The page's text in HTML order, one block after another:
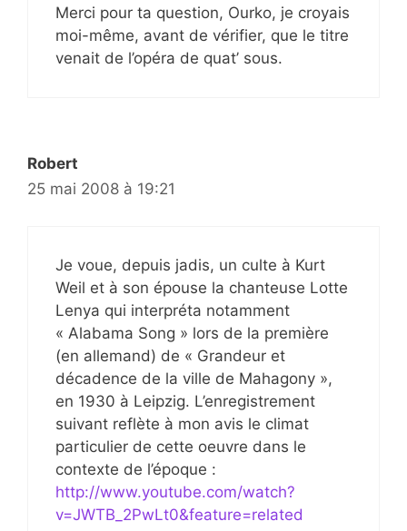
Merci pour ta question, Ourko, je croyais
moi-même, avant de vérifier, que le titre
venait de l’opéra de quat’ sous.
Robert
25 mai 2008 à 19:21
Je voue, depuis jadis, un culte à Kurt
Weil et à son épouse la chanteuse Lotte
Lenya qui interpréta notamment
« Alabama Song » lors de la première
(en allemand) de « Grandeur et
décadence de la ville de Mahagony »,
en 1930 à Leipzig. L’enregistrement
suivant reflète à mon avis le climat
particulier de cette oeuvre dans le
contexte de l’époque :
http://www.youtube.com/watch?
v=JWTB_2PwLt0&feature=related